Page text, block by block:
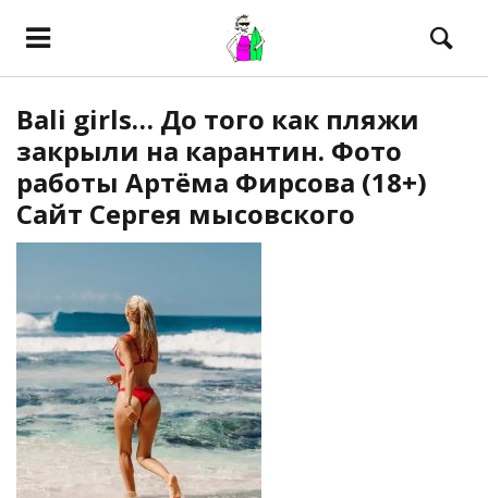
Bali girls… До того как пляжи
закрыли на карантин. Фото
работы Артёма Фирсова (18+)
Сайт Сергея мысовского